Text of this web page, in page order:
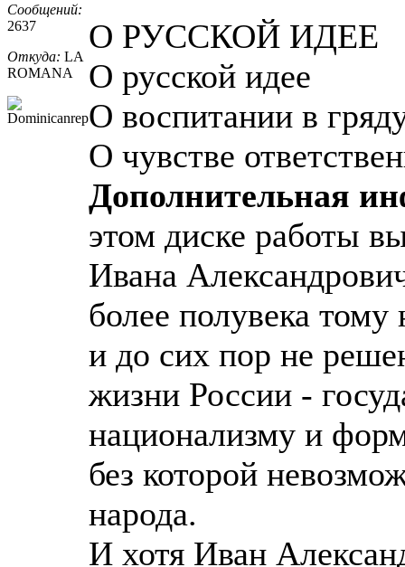
Сообщений:
2637
Откуда: LA
ROMANA
О РУССКОЙ ИДЕЕ
О русской идее
О воспитании в
О чувстве
Дополнительная
этом диске работы
Ивана
более полувека
и до сих пор не
жизни России -
национализму и
без которой
народа.
И хотя Иван